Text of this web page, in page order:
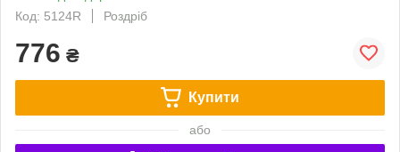
Код: 5124R
Роздріб
776 ₴
Купити
або